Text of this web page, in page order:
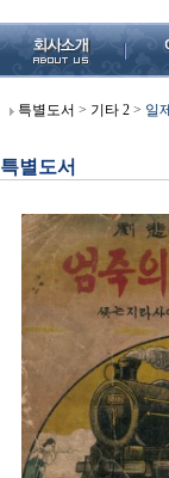
특별도서 > 기타 2 > 일
특별도서